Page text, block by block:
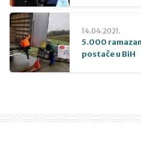
14.04.2021.
5.000
postače u BiH